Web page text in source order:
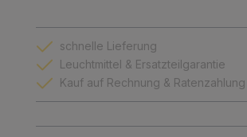
schnelle Lieferung
Leuchtmittel & Ersatzteilgarantie
Kauf auf Rechnung & Ratenzahlung